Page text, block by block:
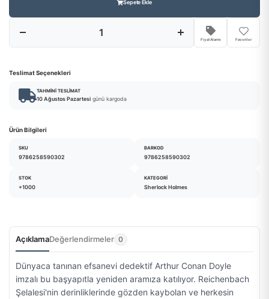
Sepete Ekle
Fiyat Alarmı Favoriler
Teslimat Seçenekleri
TAHMINI TESLIMAT
10 Ağustos Pazartesi günü kargoda
Ürün Bilgileri
SKU
9786258590302
BARKOD
9786258590302
STOK
+1000
KATEGORI
Sherlock Holmes
AçıklamaDeğerlendirmeler 0
Dünyaca tanınan efsanevi dedektif Arthur Conan Doyle
imzalı bu başyapıtla yeniden aramıza katılıyor. Reichenbach
Şelalesi'nin derinliklerinde gözden kaybolan ve herkesin